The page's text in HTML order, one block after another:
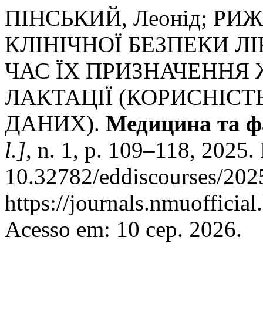
ПІНСЬКИЙ, Леонід;
КЛІНІЧНОЇ БЕЗПЕКИ
ЧАС ЇХ ПРИЗНАЧЕННЯ
ЛАКТАЦІЇ
ДАНИХ). Медицина та
l.], n. 1, p. 109–118,
10.32782/eddiscourses/
https://
Acesso em: 10 сер. 2026.